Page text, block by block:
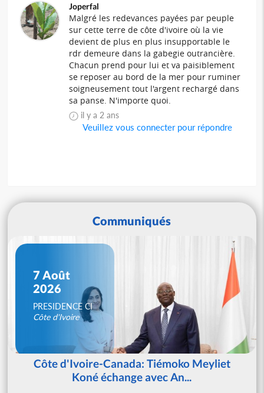
Joperfal
Malgré les redevances payées par peuple
sur cette terre de côte d'ivoire où la vie
devient de plus en plus insupportable le
rdr demeure dans la gabegie outrancière.
Chacun prend pour lui et va paisiblement
se reposer au bord de la mer pour ruminer
soigneusement tout l'argent rechargé dans
sa panse. N'importe quoi.
il y a 2 ans
Veuillez vous connecter pour répondre
Communiqués
7 Août
2026
PRESIDENCE CI
Côte d'Ivoire
Côte d'Ivoire-Canada: Tiémoko Meyliet
Koné échange avec An...